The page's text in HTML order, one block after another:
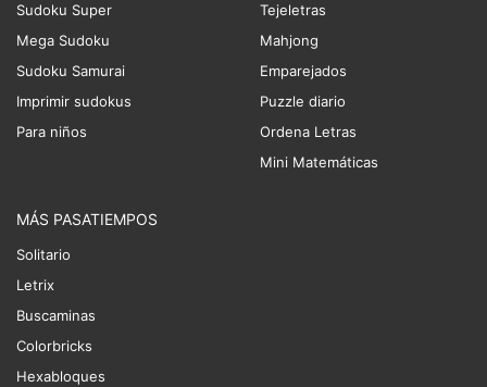
Sudoku Super
Mega Sudoku
Sudoku Samurai
Imprimir sudokus
Para niños
Tejeletras
Mahjong
Emparejados
Puzzle diario
Ordena Letras
Mini Matemáticas
MÁS PASATIEMPOS
Solitario
Letrix
Buscaminas
Colorbricks
Hexabloques